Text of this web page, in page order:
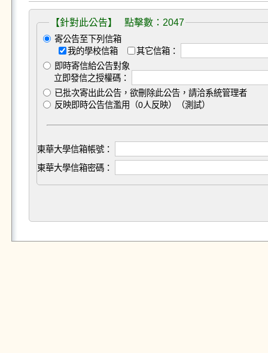
【針對此公告】 點擊數：2047
寄公告至下列信箱
我的學校信箱
其它信箱：
即時寄信給公告對象
立即發信之授權碼：
已批次寄出此公告，欲刪除此公告，請洽系統管理者
反映即時公告信濫用（0人反映）（測試）
東華大學信箱帳號：
東華大學信箱密碼：